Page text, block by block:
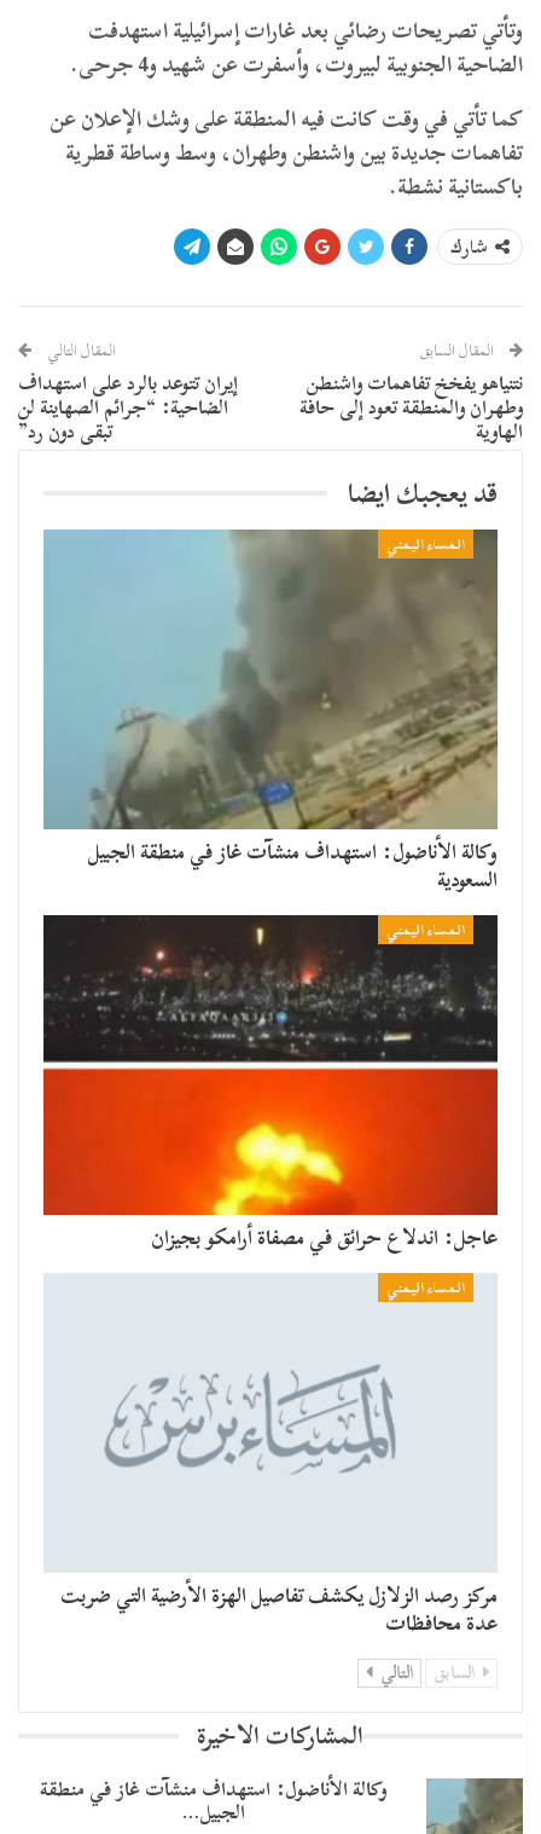
وتأتي تصريحات رضائي بعد غارات إسرائيلية استهدفت
الضاحية الجنوبية لبيروت، وأسفرت عن شهيد و4 جرحى.
كما تأتي في وقت كانت فيه المنطقة على وشك الإعلان عن
تفاهمات جديدة بين واشنطن وطهران، وسط وساطة قطرية
باكستانية نشطة.
شارك
المقال السابق
نتنياهو يفخخ تفاهمات واشنطن
وطهران والمنطقة تعود إلى حافة
الهاوية
المقال التالي
إيران تتوعد بالرد على استهداف
الضاحية: “جرائم الصهاينة لن
تبقى دون رد”
قد يعجبك ايضا
المساء اليمني
وكالة الأناضول: استهداف منشآت غاز في منطقة الجبيل
السعودية
المساء اليمني
عاجل: اندلاع حرائق في مصفاة أرامكو بجيزان
المساء اليمني
مركز رصد الزلازل يكشف تفاصيل الهزة الأرضية التي ضربت
عدة محافظات
السابق التالي
المشاركات الاخيرة
وكالة الأناضول: استهداف منشآت غاز في منطقة
الجبيل…